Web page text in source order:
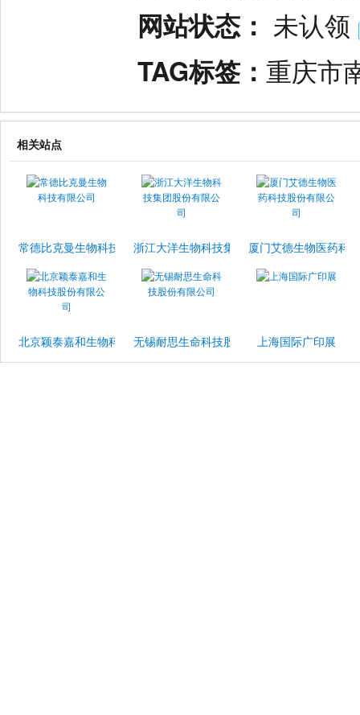
网站状态： 未认领
TAG标签： 重庆市
相关站点
常德比克曼生物科技有限公司浙江大洋生物科技集团股份有限公司
厦门艾德生物医药科
北京颖泰嘉和生物科技股份有限公司无锡耐思生命科技股份有限公司上海国际广印展